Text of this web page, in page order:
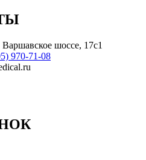
шоссе, 17с1
970-71-08